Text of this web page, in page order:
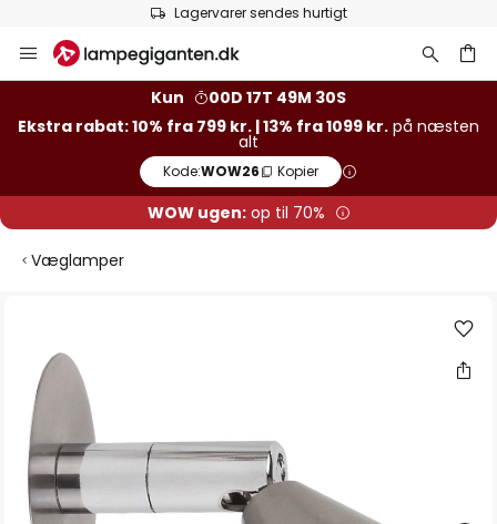
Lagervarer sendes hurtigt
to
Kun
00D 17T 49M 29S
Ekstra rabat: 10% fra 799 kr. | 13% fra 1099 kr. på næsten
alt
Kode:WOW26 Kopier
WOW ugen:op til 70%
Væglamper
slutningen
billedgalleriet